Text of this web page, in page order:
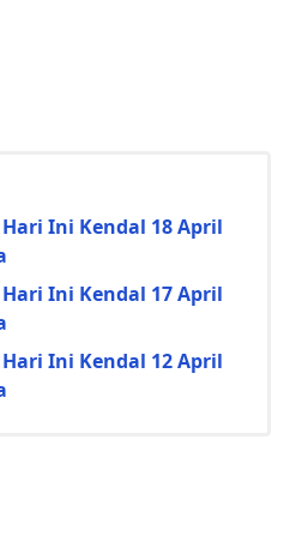
Ini Kendal 18 April
Ini Kendal 17 April
Ini Kendal 12 April